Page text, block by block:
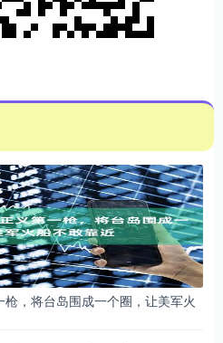
，将台岛围成一个圈，让美军火